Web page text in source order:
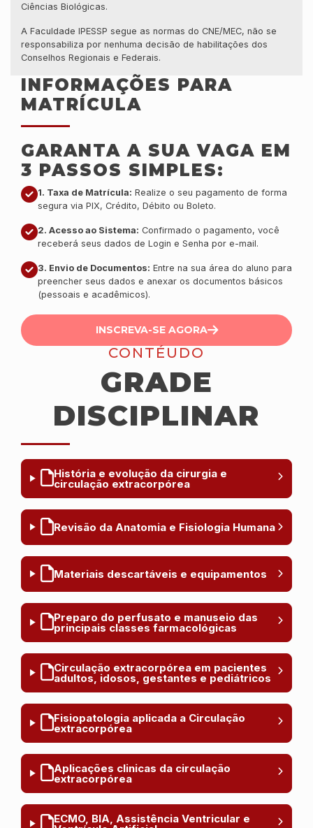
Ciências Biológicas.
A Faculdade IPESSP segue as normas do CNE/MEC, não se
responsabiliza por nenhuma decisão de habilitações dos
Conselhos Regionais e Federais.
INFORMAÇÕES PARA
MATRÍCULA
GARANTA A SUA VAGA EM
3 PASSOS SIMPLES:
1. Taxa de Matrícula: Realize o seu pagamento de forma
segura via PIX, Crédito, Débito ou Boleto.
2. Acesso ao Sistema: Confirmado o pagamento, você
receberá seus dados de Login e Senha por e-mail.
3. Envio de Documentos: Entre na sua área do aluno para
preencher seus dados e anexar os documentos básicos
(pessoais e acadêmicos).
INSCREVA-SE AGORA
CONTÉUDO
GRADE
DISCIPLINAR
História e evolução da cirurgia e
circulação extracorpórea
Revisão da Anatomia e Fisiologia Humana
Materiais descartáveis e equipamentos
Preparo do perfusato e manuseio das
principais classes farmacológicas
Circulação extracorpórea em pacientes
adultos, idosos, gestantes e pediátricos
Fisiopatologia aplicada a Circulação
extracorpórea
Aplicações clinicas da circulação
extracorpórea
ECMO, BIA, Assistência Ventricular e